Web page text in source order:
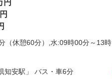
円
（休憩60分）,水:09時00分～13時
知安駅」 バス・車6分